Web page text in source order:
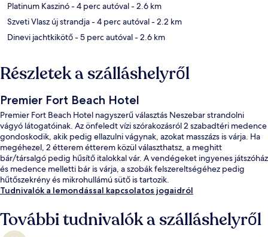
Platinum Kaszinó- 4 perc autóval- 2.6 km
Szveti Vlasz új strandja- 4 perc autóval- 2.2 km
Dinevi jachtkikötő- 5 perc autóval- 2.6 km
Részletek a szálláshelyről
Premier Fort Beach Hotel
Premier Fort Beach Hotel nagyszerű választás Neszebar strandolni
vágyó látogatóinak. Az önfeledt vízi szórakozásról 2 szabadtéri medence
gondoskodik, akik pedig ellazulni vágynak, azokat masszázs is várja. Ha
megéhezel, 2 étterem étterem közül választhatsz, a meghitt
bár/társalgó pedig hűsítő italokkal vár. A vendégeket ingyenes játszóház
és medence melletti bár is várja, a szobák felszereltségéhez pedig
hűtőszekrény és mikrohullámú sütő is tartozik.
Tudnivalók a lemondással kapcsolatos jogaidról
További tudnivalók a szálláshelyről